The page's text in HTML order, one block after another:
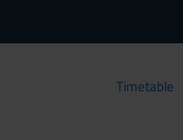
Timetable